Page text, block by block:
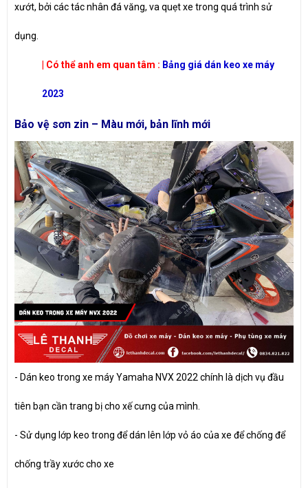
xướt, bởi các tác nhân đá văng, va quẹt xe trong quá trình sử
dụng.
| Có thể anh em quan tâm : Bảng giá dán keo xe máy
2023
Bảo vệ sơn zin – Màu mới, bản lĩnh mới
- Dán keo trong xe máy Yamaha NVX 2022 chính là dịch vụ đầu
tiên bạn cần trang bị cho xế cưng của mình.
- Sử dụng lớp keo trong để dán lên lớp vỏ áo của xe để chống để
chống trầy xước cho xe